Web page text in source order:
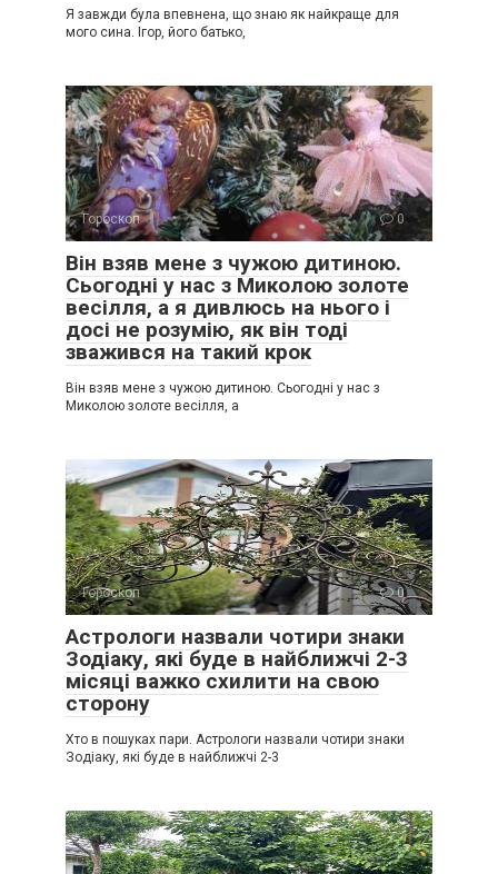
Я завжди була впевнена, що знаю як найкраще для
мого сина. Ігор, його батько,
Гороскоп 0
Він взяв мене з чужою дитиною.
Сьогодні у нас з Миколою золоте
весілля, а я дивлюсь на нього і
досі не розумію, як він тоді
зважився на такий крок
Він взяв мене з чужою дитиною. Сьогодні у нас з
Миколою золоте весілля, а
Гороскоп 0
Астрологи назвали чотири знаки
Зодіаку, які буде в найближчі 2-3
місяці важко схилити на свою
сторону
Хто в пошуках пари. Астрологи назвали чотири знаки
Зодіаку, які буде в найближчі 2-3